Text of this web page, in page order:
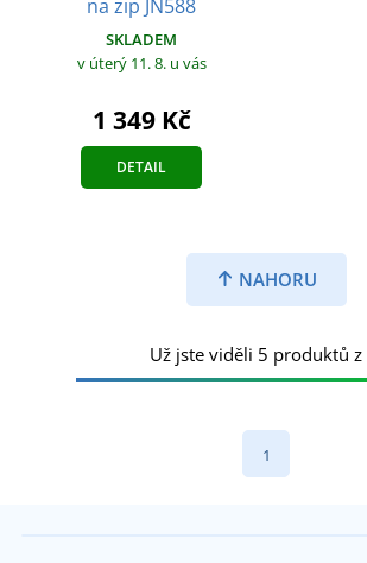
na zip JN588
SKLADEM
v úterý 11. 8. u vás
1 349 Kč
DETAIL
NAHORU
Už jste viděli 5 produktů z
1